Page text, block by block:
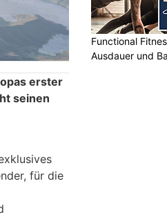
erster
seinen
für die
Functional
Ausdauer und